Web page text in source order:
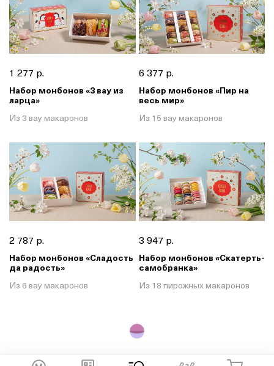
1 277 р.
Набор монбонов «3 вау из
ларца»
Из 3 вау макаронов
6 377 р.
Набор монбонов «Пир на
весь мир»
Из 15 вау макаронов
2 787 р.
Набор монбонов «Сладость
да радость»
Из 6 вау макаронов
3 947 р.
Набор монбонов «Скатерть-
самобранка»
Из 18 пирожных макаронов